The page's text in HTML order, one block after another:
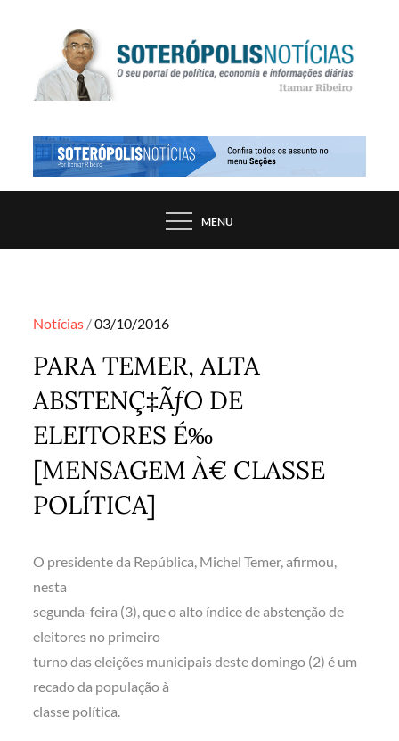
SOTERÓPOLIS NOTÍCIAS
PORTAL DE NOTÍCIAS DE SALVADOR E
MENU
Notícias Posted
03/10/2016
PARA TEMER, ALTA
ABSTENÇ‡ÃƒO DE
ELEITORES É‰
[MENSAGEM À€ CLASSE
POLÍTICA]
O presidente da República, Michel Temer, afirmou,
nesta
segunda-feira (3), que o alto índice de abstenção de
eleitores no primeiro
turno das eleições municipais deste domingo (2) é um
recado da população à
classe política.